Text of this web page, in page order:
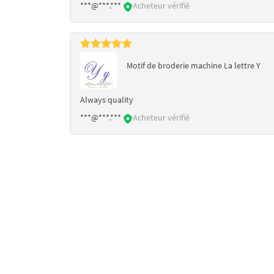
***@***.***
Acheteur vérifié
Motif de broderie machine La lettre Y
Always quality
***@***.***
Acheteur vérifié